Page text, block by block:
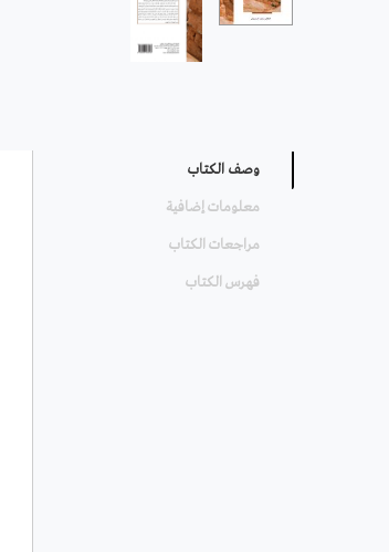
وصف الكتاب
معلومات إضافية
مراجعات الكتاب
فهرس الكتاب